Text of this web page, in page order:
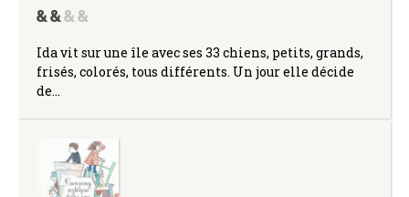
Ida vit sur une île avec ses 33 chiens, petits, grands,
frisés, colorés, tous différents. Un jour elle décide
de…